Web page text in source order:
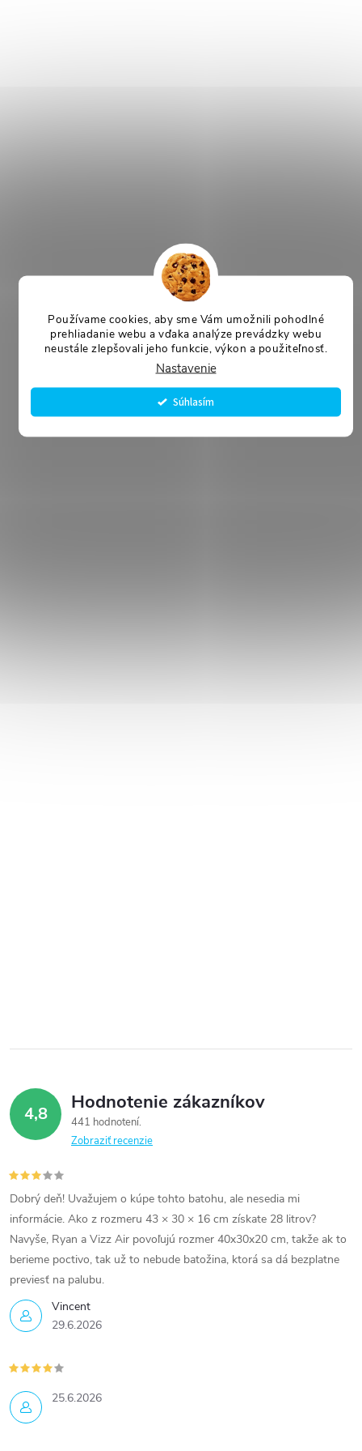
Používame cookies, aby sme Vám umožnili pohodlné
prehliadanie webu a vďaka analýze prevádzky webu
neustále zlepšovali jeho funkcie, výkon a použiteľnosť.
Nastavenie
Súhlasím
4,8 Hodnotenie zákazníkov
441 hodnotení
Zobraziť recenzie
Vincent
29.6.2026
Dobrý deň! Uvažujem o kúpe tohto batohu, ale nesedia mi
informácie. Ako z rozmeru 43 × 30 × 16 cm získate 28 litrov?
Navyše, Ryan a Vizz Air povoľujú rozmer 40x30x20 cm, takže ak to
berieme poctivo, tak už to nebude batožina, ktorá sa dá bezplatne
previesť na palubu.
25.6.2026